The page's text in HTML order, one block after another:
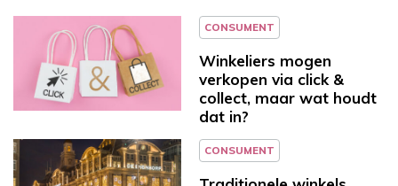
CONSUMENT
Winkeliers mogen
verkopen via click &
collect, maar wat houdt
dat in?
CONSUMENT